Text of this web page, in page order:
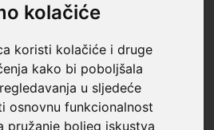
kolačiće
koristi kolačiće i druge
kako bi poboljšala
u sljedeće
osnovnu funkcionalnost
pružanje boljeg iskustva